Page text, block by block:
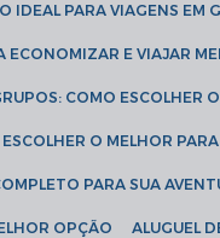
IDEAL PARA VIAGENS EM
ECONOMIZAR E VIAJAR
COMO ESCOLHER
O MELHOR
PARA SUA
OPÇÃO ALUGUEL